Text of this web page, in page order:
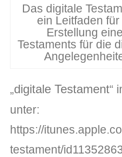
Das digitale
ein Leitfaden für
Erstellung
Testaments für die
„digitale Testament“
unter:
https://
testament/